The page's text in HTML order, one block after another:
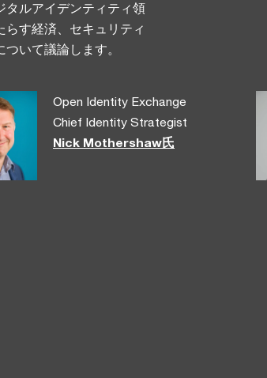
タルアイデンティティ領
す経済、セキュリティ
いて議論します。
Open Identity Exchange
Chief Identity Strategist
Nick Mothershaw氏